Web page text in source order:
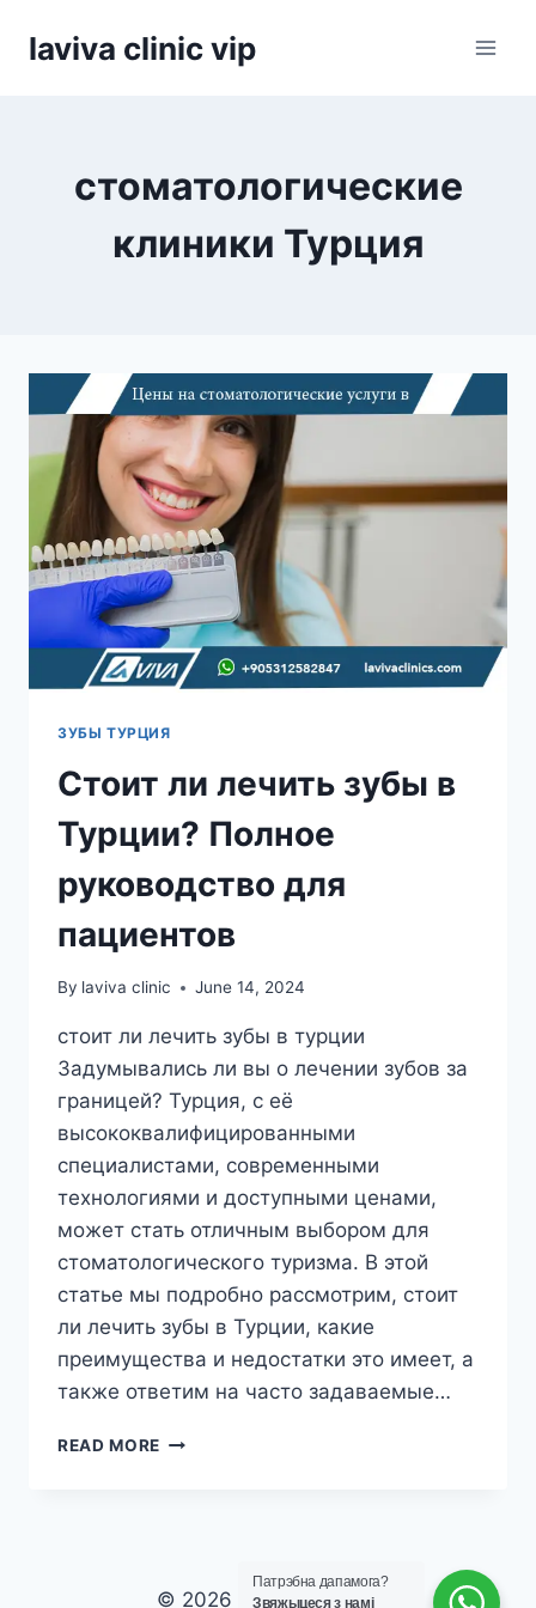
laviva clinic vip
стоматологические
клиники Турция
ЗУБЫ ТУРЦИЯ
Стоит ли лечить зубы в
Турции? Полное
руководство для
пациентов
By laviva clinic June 14, 2024
стоит ли лечить зубы в турции
Задумывались ли вы о лечении зубов за
границей? Турция, с её
высококвалифицированными
специалистами, современными
технологиями и доступными ценами,
может стать отличным выбором для
стоматологического туризма. В этой
статье мы подробно рассмотрим, стоит
ли лечить зубы в Турции, какие
преимущества и недостатки это имеет, а
также ответим на часто задаваемые…
READ MORE СТОИТ
ПОЛНОЕ
© 2026 laviva clinic vip
Патрэбна дапамога?
Звяжыцеся з намі